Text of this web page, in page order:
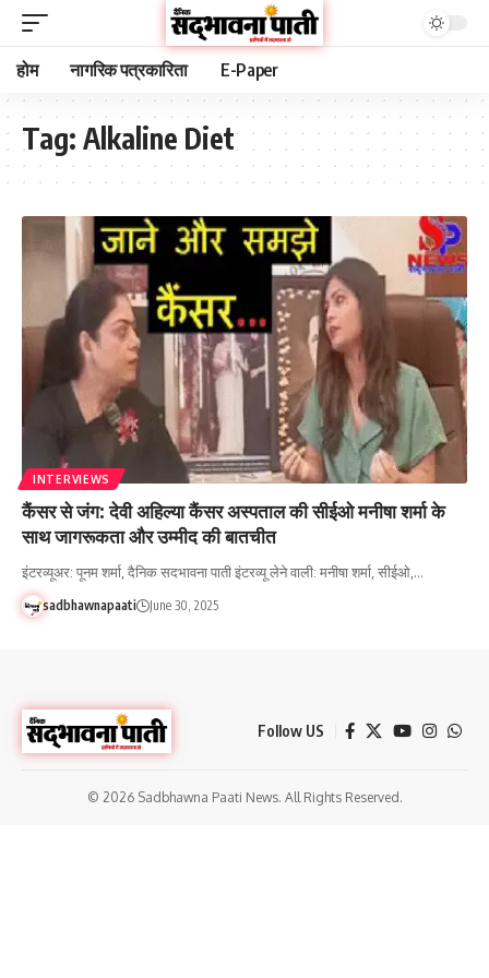
होम नागरिक पत्रकारिता E-Paper
Tag: Alkaline Diet
INTERVIEWS
कैंसर से जंग: देवी अहिल्या कैंसर अस्पताल की सीईओ मनीषा शर्मा के
साथ जागरूकता और उम्मीद की बातचीत
इंटरव्यूअर: पूनम शर्मा, दैनिक सदभावना पाती इंटरव्यू लेने वाली: मनीषा शर्मा, सीईओ,…
sadbhawnapaati June 30, 2025
Follow US
© 2026 Sadbhawna Paati News. All Rights Reserved.